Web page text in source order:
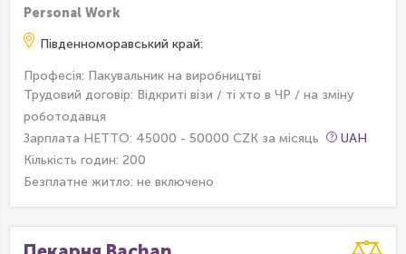
Personal Work
Південноморавський край:
Професія: Пакувальник на виробництві
Трудовий договір: Відкриті візи / ті хто в ЧР / на зміну
роботодавця
Зарплата НЕТТО: 45000 - 50000 CZK за місяць
UAH
Кількість годин: 200
Безплатне житло: не включено